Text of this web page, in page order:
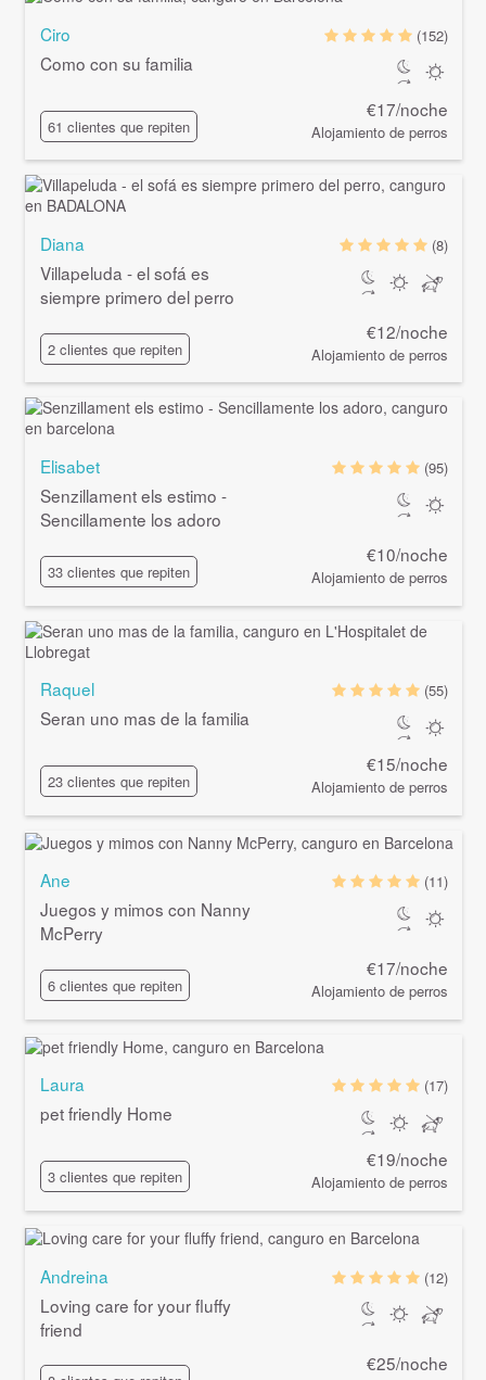
Ciro
Como con su familia
61 clientes que repiten
(152)
€17/noche
Alojamiento de perros
Diana
Villapeluda - el sofá es
siempre primero del perro
2 clientes que repiten
(8)
€12/noche
Alojamiento de perros
Elisabet
Senzillament els estimo -
Sencillamente los adoro
33 clientes que repiten
(95)
€10/noche
Alojamiento de perros
Raquel
Seran uno mas de la familia
23 clientes que repiten
(55)
€15/noche
Alojamiento de perros
Ane
Juegos y mimos con Nanny
McPerry
6 clientes que repiten
(11)
€17/noche
Alojamiento de perros
Laura
pet friendly Home
3 clientes que repiten
(17)
€19/noche
Alojamiento de perros
Andreina
Loving care for your fluffy
friend
(12)
€25/noche